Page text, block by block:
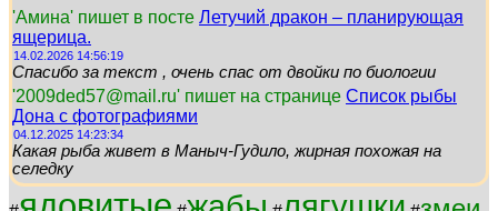
'Амина' пишет в посте Летучий дракон – планирующая
ящерица.
14.02.2026 14:56:19
Спасибо за текст , очень спас от двойки по биологии
'2009ded57@mail.ru' пишет на странице Список рыбы
Дона с фотографиями
04.12.2025 14:23:34
Какая рыба живет в Маныч-Гудило, жирная похожая на
селедку